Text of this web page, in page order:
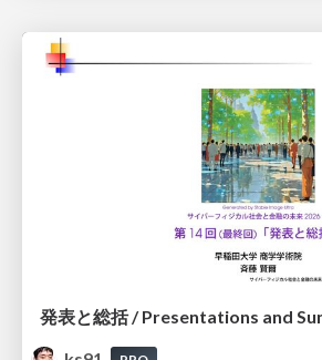
発表と総括 / Presentations and